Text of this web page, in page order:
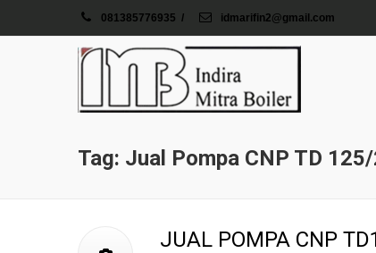
081385776935 / idmarifin2@gmail.com
Tag: Jual Pompa CNP TD
JUAL POMPA CNP